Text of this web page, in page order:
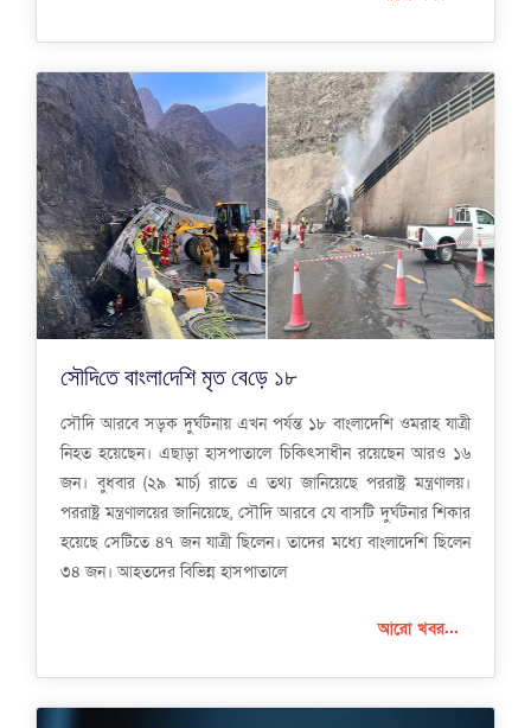
সৌ‌দি‌তে বাংলা‌দে‌শি‌ মৃ‌ত বে‌ড়ে ১৮
সৌদি আরবে সড়ক দুর্ঘটনায় এখন পর্যন্ত ১৮ বাংলাদেশি ওমরাহ যাত্রী
নিহত হয়েছেন। এছাড়া হাসপাতালে চিকিৎসাধীন রয়েছেন আরও ১৬
জন। বুধবার (২৯ মার্চ) রা‌তে এ তথ্য জানিয়েছে পররাষ্ট্র মন্ত্রণালয়।
পররাষ্ট্র মন্ত্রণালয়ের জানিয়েছে, সৌদি আরবে যে বাসটি দুর্ঘটনার শিকার
হয়েছে সেটিতে ৪৭ জন যাত্রী ছিলেন। তাদের মধ্যে বাংলাদেশি ছিলেন
৩৪ জন। আহতদের বিভিন্ন হাসপাতালে
আরো খবর...